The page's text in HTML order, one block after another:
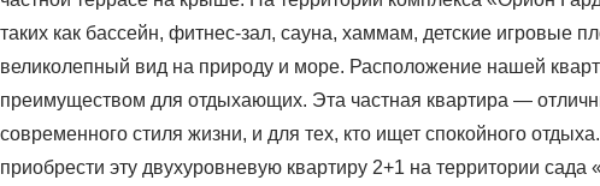
таких как бассейн, фитнес-зал, сауна, хаммам, детские игровые
великолепный вид на природу и море. Расположение нашей
преимуществом для отдыхающих. Эта частная квартира —
современного стиля жизни, и для тех, кто ищет спокойного
приобрести эту двухуровневую квартиру 2+1 на территории